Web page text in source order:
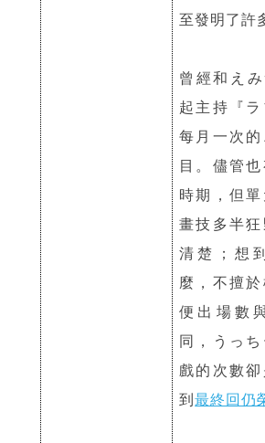
至發明了許
曾經和え
起主持『ラ
每月一次
目。儘管
時期，但
畫技多半
清楚；想
麼，不擅
便出場數
同，うっ
戲的次數
到最終回仍